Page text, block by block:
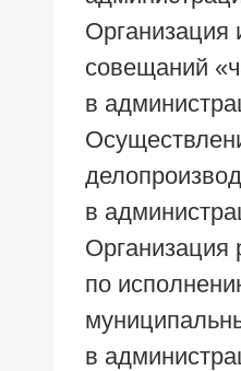
Организация
совещаний
в
в
Организация
по
в